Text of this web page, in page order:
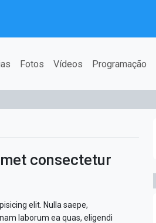
Fotos Vídeos Programação
consectetur
elit. Nulla saepe,
laborum ea quas, eligendi